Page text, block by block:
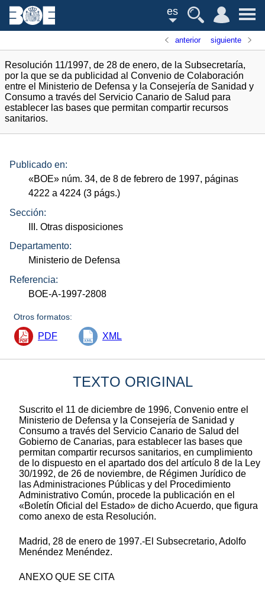
es
anterior siguiente
Resolución 11/1997, de 28 de enero, de la Subsecretaría,
por la que se da publicidad al Convenio de Colaboración
entre el Ministerio de Defensa y la Consejería de Sanidad y
Consumo a través del Servicio Canario de Salud para
establecer las bases que permitan compartir recursos
sanitarios.
Publicado en:
«BOE» núm. 34, de 8 de febrero de 1997, páginas
4222 a 4224 (3 págs.)
Sección:
III. Otras disposiciones
Departamento:
Ministerio de Defensa
Referencia:
BOE-A-1997-2808
Otros formatos:
PDF XML
TEXTO ORIGINAL
Suscrito el 11 de diciembre de 1996, Convenio entre el
Ministerio de Defensa y la Consejería de Sanidad y
Consumo a través del Servicio Canario de Salud del
Gobierno de Canarias, para establecer las bases que
permitan compartir recursos sanitarios, en cumplimiento
de lo dispuesto en el apartado dos del artículo 8 de la Ley
30/1992, de 26 de noviembre, de Régimen Jurídico de
las Administraciones Públicas y del Procedimiento
Administrativo Común, procede la publicación en el
«Boletín Oficial del Estado» de dicho Acuerdo, que figura
como anexo de esta Resolución.
Madrid, 28 de enero de 1997.-El Subsecretario, Adolfo
Menéndez Menéndez.
ANEXO QUE SE CITA